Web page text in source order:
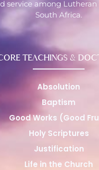
service among
South Africa.
TEACHINGS &
Absolution
Baptism
Good Works (Good
Holy Scriptures
Justification
Life in the Church